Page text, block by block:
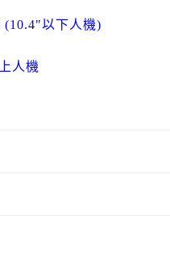
(10.4"以下人機)
人機